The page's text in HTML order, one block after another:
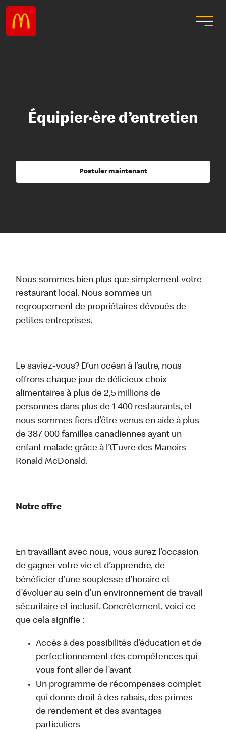
Équipier·ère d’entretien
Postuler maintenant
Nous sommes bien plus que simplement votre
restaurant local. Nous sommes un
regroupement de propriétaires dévoués de
petites entreprises.
Le saviez-vous? D’un océan à l’autre, nous
offrons chaque jour de délicieux choix
alimentaires à plus de 2,5 millions de
personnes dans plus de 1 400 restaurants, et
nous sommes fiers d’être venus en aide à plus
de 387 000 familles canadiennes ayant un
enfant malade grâce à l’Œuvre des Manoirs
Ronald McDonald.
Notre offre
En travaillant avec nous, vous aurez l’occasion
de gagner votre vie et d’apprendre, de
bénéficier d’une souplesse d’horaire et
d’évoluer au sein d’un environnement de travail
sécuritaire et inclusif. Concrètement, voici ce
que cela signifie :
Accès à des possibilités d’éducation et de
perfectionnement des compétences qui
vous font aller de l’avant
Un programme de récompenses complet
qui donne droit à des rabais, des primes
de rendement et des avantages
particuliers